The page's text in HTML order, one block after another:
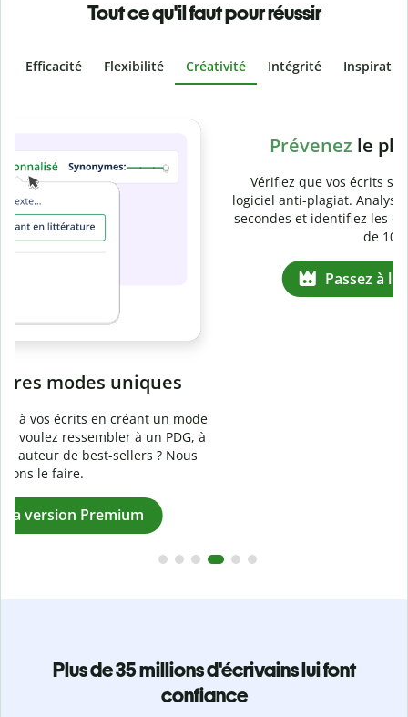
Tout ce qu'il faut pour réussir
Efficacité Flexibilité Créativité Intégrité
Prévenezle plagiat involontaire
Vérifiez que vos écrits sont 100 % les vôtres grâce au
logiciel anti-plagiat. Analysez votre document en quelques
secondes et identifiez les citations manquantes dans plus
Passez à la version Premium
Plus de 35 millions d'écrivains lui font
confiance